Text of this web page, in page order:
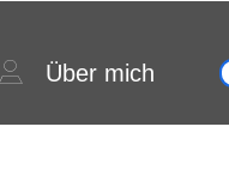
Über mich